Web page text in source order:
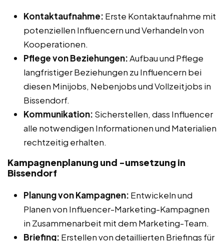
Kontaktaufnahme: Erste Kontaktaufnahme mit
potenziellen Influencern und Verhandeln von
Kooperationen.
Pflege von Beziehungen:Aufbau und Pflege
langfristiger Beziehungen zu Influencern bei
diesen Minijobs, Nebenjobs und Vollzeitjobs in
Bissendorf.
Kommunikation: Sicherstellen, dass Influencer
alle notwendigen Informationen und Materialien
rechtzeitig erhalten.
Kampagnenplanung und -umsetzung in
Bissendorf
Planung von Kampagnen: Entwickeln und
Planen von Influencer-Marketing-Kampagnen
in Zusammenarbeit mit dem Marketing-Team.
Briefing: Erstellen von detaillierten Briefings für